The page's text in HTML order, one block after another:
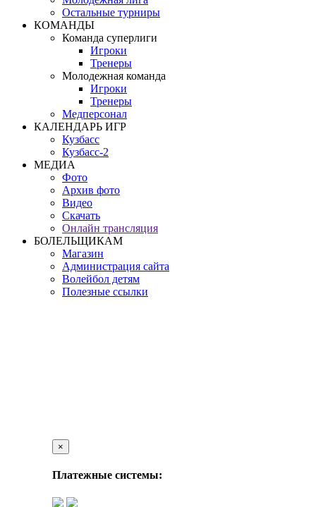
Остальные турниры
КОМАНДЫ
Команда суперлиги
Игроки
Тренеры
Молодежная команда
Игроки
Тренеры
Медперсонал
КАЛЕНДАРЬ ИГР
Кузбасс
Кузбасс-2
МЕДИА
Фото
Архив фото
Видео
Скачать
Онлайн трансляция
БОЛЕЛЬЩИКАМ
Магазин
Администрация сайта
Волейбол детям
Полезные ссылки
×
Платежные системы: